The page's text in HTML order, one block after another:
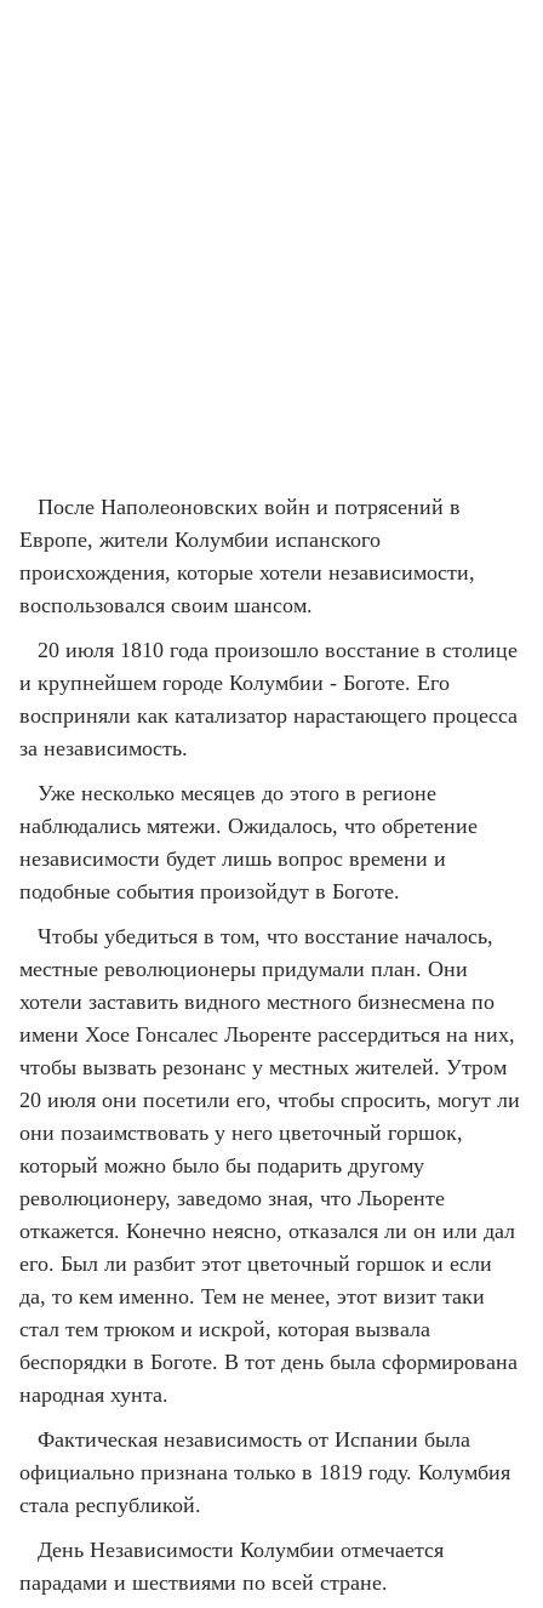
После Наполеоновских войн и потрясений в
Европе, жители Колумбии испанского
происхождения, которые хотели независимости,
воспользовался своим шансом.
20 июля 1810 года произошло восстание в столице
и крупнейшем городе Колумбии - Боготе. Его
восприняли как катализатор нарастающего процесса
за независимость.
Уже несколько месяцев до этого в регионе
наблюдались мятежи. Ожидалось, что обретение
независимости будет лишь вопрос времени и
подобные события произойдут в Боготе.
Чтобы убедиться в том, что восстание началось,
местные революционеры придумали план. Они
хотели заставить видного местного бизнесмена по
имени Хосе Гонсалес Льоренте рассердиться на них,
чтобы вызвать резонанс у местных жителей. Утром
20 июля они посетили его, чтобы спросить, могут ли
они позаимствовать у него цветочный горшок,
который можно было бы подарить другому
революционеру, заведомо зная, что Льоренте
откажется. Конечно неясно, отказался ли он или дал
его. Был ли разбит этот цветочный горшок и если
да, то кем именно. Тем не менее, этот визит таки
стал тем трюком и искрой, которая вызвала
беспорядки в Боготе. В тот день была сформирована
народная хунта.
Фактическая независимость от Испании была
официально признана только в 1819 году. Колумбия
стала республикой.
День Независимости Колумбии отмечается
парадами и шествиями по всей стране.